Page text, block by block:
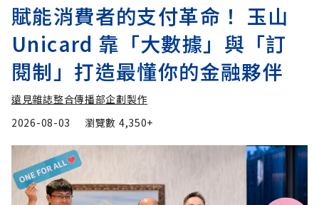
賦能消費者的支付革命！ 玉山
Unicard 靠「大數據」與「訂
閱制」打造最懂你的金融夥伴
遠見雜誌整合傳播部企劃製作
2026-08-03
瀏覽數 4,350+